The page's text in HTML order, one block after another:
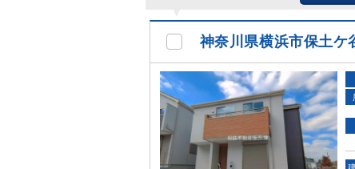
神奈川県横浜市保土ケ